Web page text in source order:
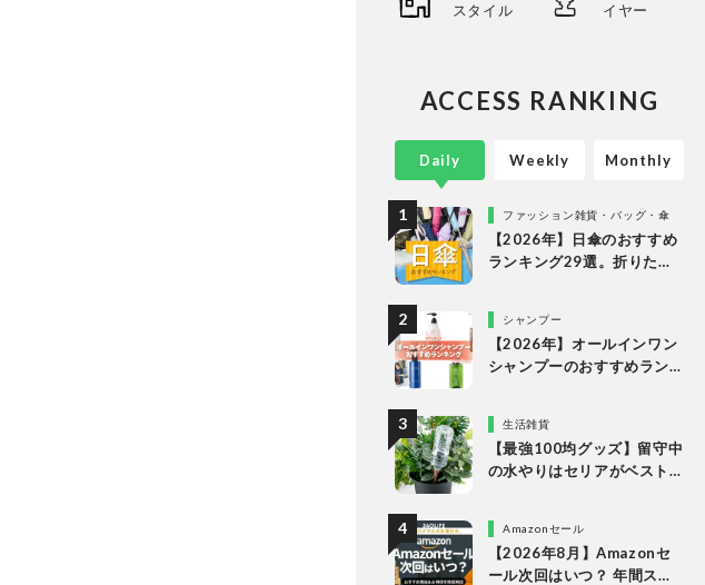
スタイル
イヤー
ACCESS RANKING
Daily
ファッション雑貨・バッグ・傘
【2026年】日傘のおすすめ
ランキング29選。折りたた
シャンプー
【2026年】オールインワン
シャンプーのおすすめラン
をプロと比較
生活雑貨
【最強100均グッズ】留守中
の水やりはセリアがベスト
Amazonセール
【2026年8月】Amazonセ
ール次回はいつ？ 年間スケ
Weekly Monthly